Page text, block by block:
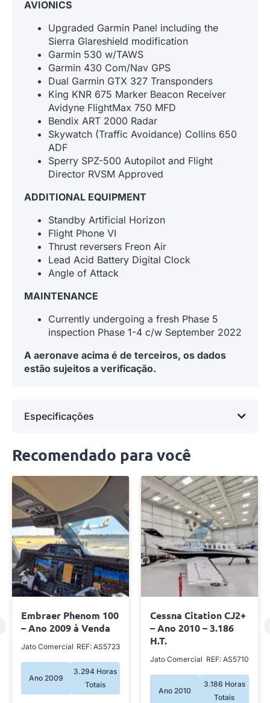
AVIONICS
Upgraded Garmin Panel including the
Sierra Glareshield modification
Garmin 530 w/TAWS
Garmin 430 Com/Nav GPS
Dual Garmin GTX 327 Transponders
King KNR 675 Marker Beacon Receiver
Avidyne FlightMax 750 MFD
Bendix ART 2000 Radar
Skywatch (Traffic Avoidance) Collins 650
ADF
Sperry SPZ-500 Autopilot and Flight
Director RVSM Approved
ADDITIONAL EQUIPMENT
Standby Artificial Horizon
Flight Phone VI
Thrust reversers Freon Air
Lead Acid Battery Digital Clock
Angle of Attack
MAINTENANCE
Currently undergoing a fresh Phase 5
inspection Phase 1-4 c/w September 2022
A aeronave acima é de terceiros, os dados
estão sujeitos a verificação.
Especificações
Recomendado para você
Cessna Citation CJ2+
– Ano 2010 – 3.186
3.186 Horas
Totais
Cessna Citation M2 –
Ano 2016 a venda
Jato Comercial
Totais